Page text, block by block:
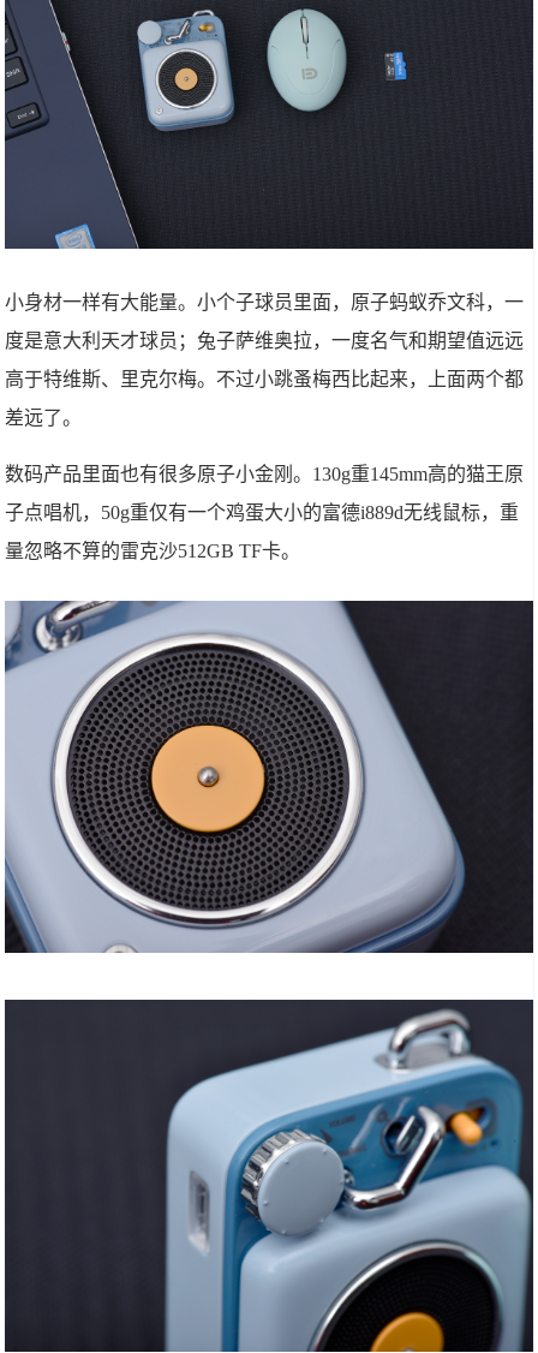
小身材一样有大能量。小个子球员里面，原子蚂蚁乔文科，一
度是意大利天才球员；兔子萨维奥拉，一度名气和期望值远远
高于特维斯、里克尔梅。不过小跳蚤梅西比起来，上面两个都
差远了。
数码产品里面也有很多原子小金刚。130g重145mm高的猫王原
子点唱机，50g重仅有一个鸡蛋大小的富德i889d无线鼠标，重
量忽略不算的雷克沙512GB TF卡。